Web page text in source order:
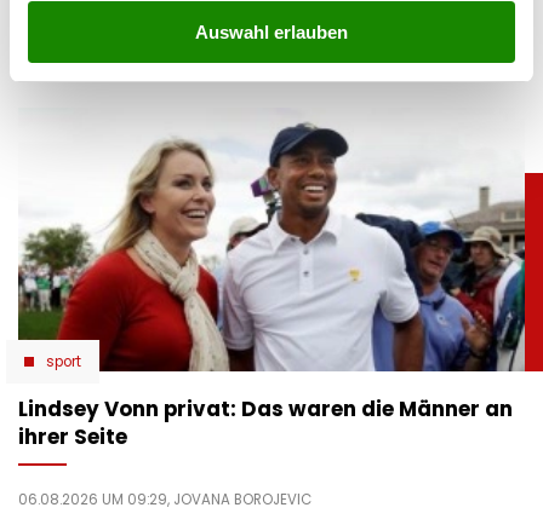
Auswahl erlauben
ihrer Instagram-Story verabschiedet sie den Sommer mit
einer klaren Botschaft.
sport
Lindsey Vonn privat: Das waren die Männer an
ihrer Seite
06.08.2026 UM 09:29, JOVANA BOROJEVIC